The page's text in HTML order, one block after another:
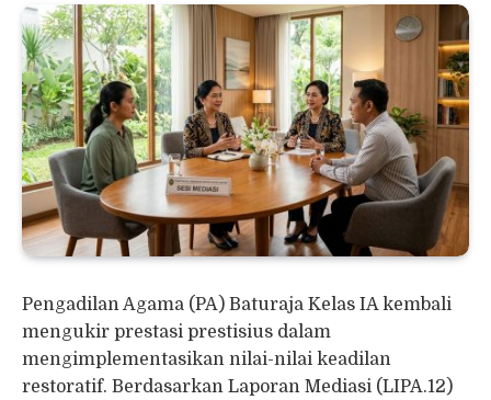
Pengadilan Agama (PA) Baturaja Kelas IA kembali
mengukir prestasi prestisius dalam
mengimplementasikan nilai-nilai keadilan
restoratif. Berdasarkan Laporan Mediasi (LIPA.12)